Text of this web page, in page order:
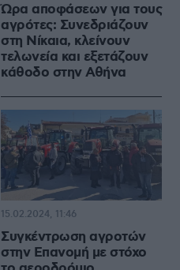
Ώρα αποφάσεων για τους
αγρότες: Συνεδριάζουν
στη Νίκαια, κλείνουν
τελωνεία και εξετάζουν
κάθοδο στην Αθήνα
Συγκέντρωση αγροτών
στην Επανομή με στόχο
15.02.2024, 11:46